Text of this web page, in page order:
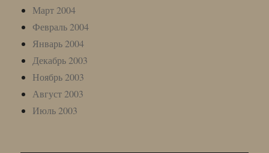
Март 2004
Февраль 2004
Январь 2004
Декабрь 2003
Ноябрь 2003
Август 2003
Июль 2003